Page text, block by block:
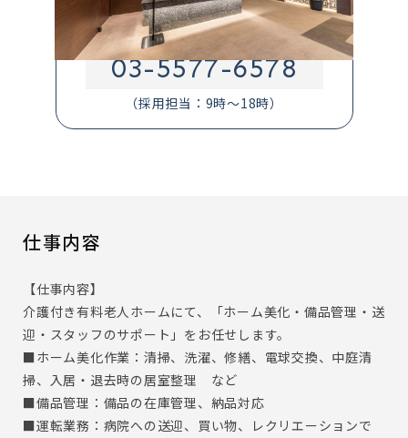
お電話での応募・問合せはこちら
03-5577-6578
（採用担当：9時～18時）
仕事内容
【仕事内容】
介護付き有料老人ホームにて、「ホーム美化・備品管理・送
迎・スタッフのサポート」をお任せします。
■ホーム美化作業：清掃、洗濯、修繕、電球交換、中庭清
掃、入居・退去時の居室整理 など
■備品管理：備品の在庫管理、納品対応
■運転業務：病院への送迎、買い物、レクリエーションで